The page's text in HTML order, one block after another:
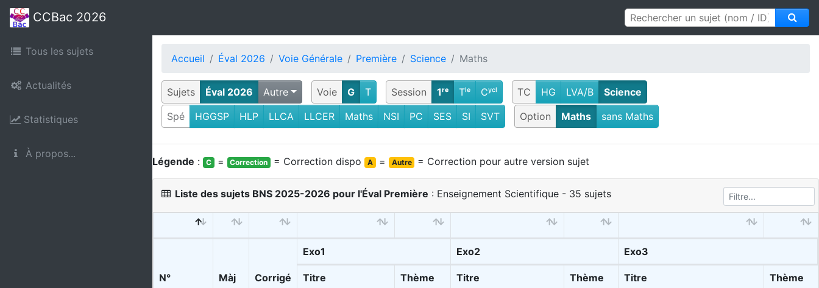
CCBac 2026
Tous les sujets
Actualités
Statistiques
À propos...
Accueil Éval 2026 Voie Générale Première Science Maths
Sujets Éval 2026 Autre Voie G T Session 1ʳᵉ Tˡᵉ Cʸᶜˡ TC HG LVA/B
Science
Spé
HGGSP HLP LLCA LLCER Maths NSI PC SES SI SVT Option Maths sans Maths
Légende : C = Correction = Correction dispo A = Autre = Correction pour autre version sujet
Liste des sujets BNS 2025-2026 pour l'Éval Première : Enseignement Scientifique - 35 sujets
N° Màj Corrigé
Exo1 Exo2 Exo3
Titre Thème Titre Thème Titre Thème